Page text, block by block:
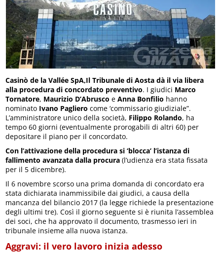
Casinò de la Vallée SpA,Il Tribunale di Aosta dà il via libera
alla procedura di concordato preventivo. I giudici Marco
Tornatore, Maurizio D’Abrusco eAnna Bonfilio hanno
nominato Ivano Pagliero come ‘commissario giudiziale”.
L’amministratore unico della società, Filippo Rolando, ha
tempo 60 giorni (eventualmente prorogabili di altri 60) per
depositare il piano per il concordato.
Con l’attivazione della procedura si ‘blocca’ l’istanza di
fallimento avanzata dalla procura (l’udienza era stata fissata
per il 5 dicembre).
Il 6 novembre scorso una prima domanda di concordato era
stata dichiarata inammissibile dai giudici, a causa della
mancanza del bilancio 2017 (la legge richiede la presentazione
degli ultimi tre). Così il giorno seguente si è riunita l’assemblea
dei soci, che ha approvato il documento, trasmesso ieri in
tribunale insieme alla nuova istanza.
Aggravi: il vero lavoro inizia adesso